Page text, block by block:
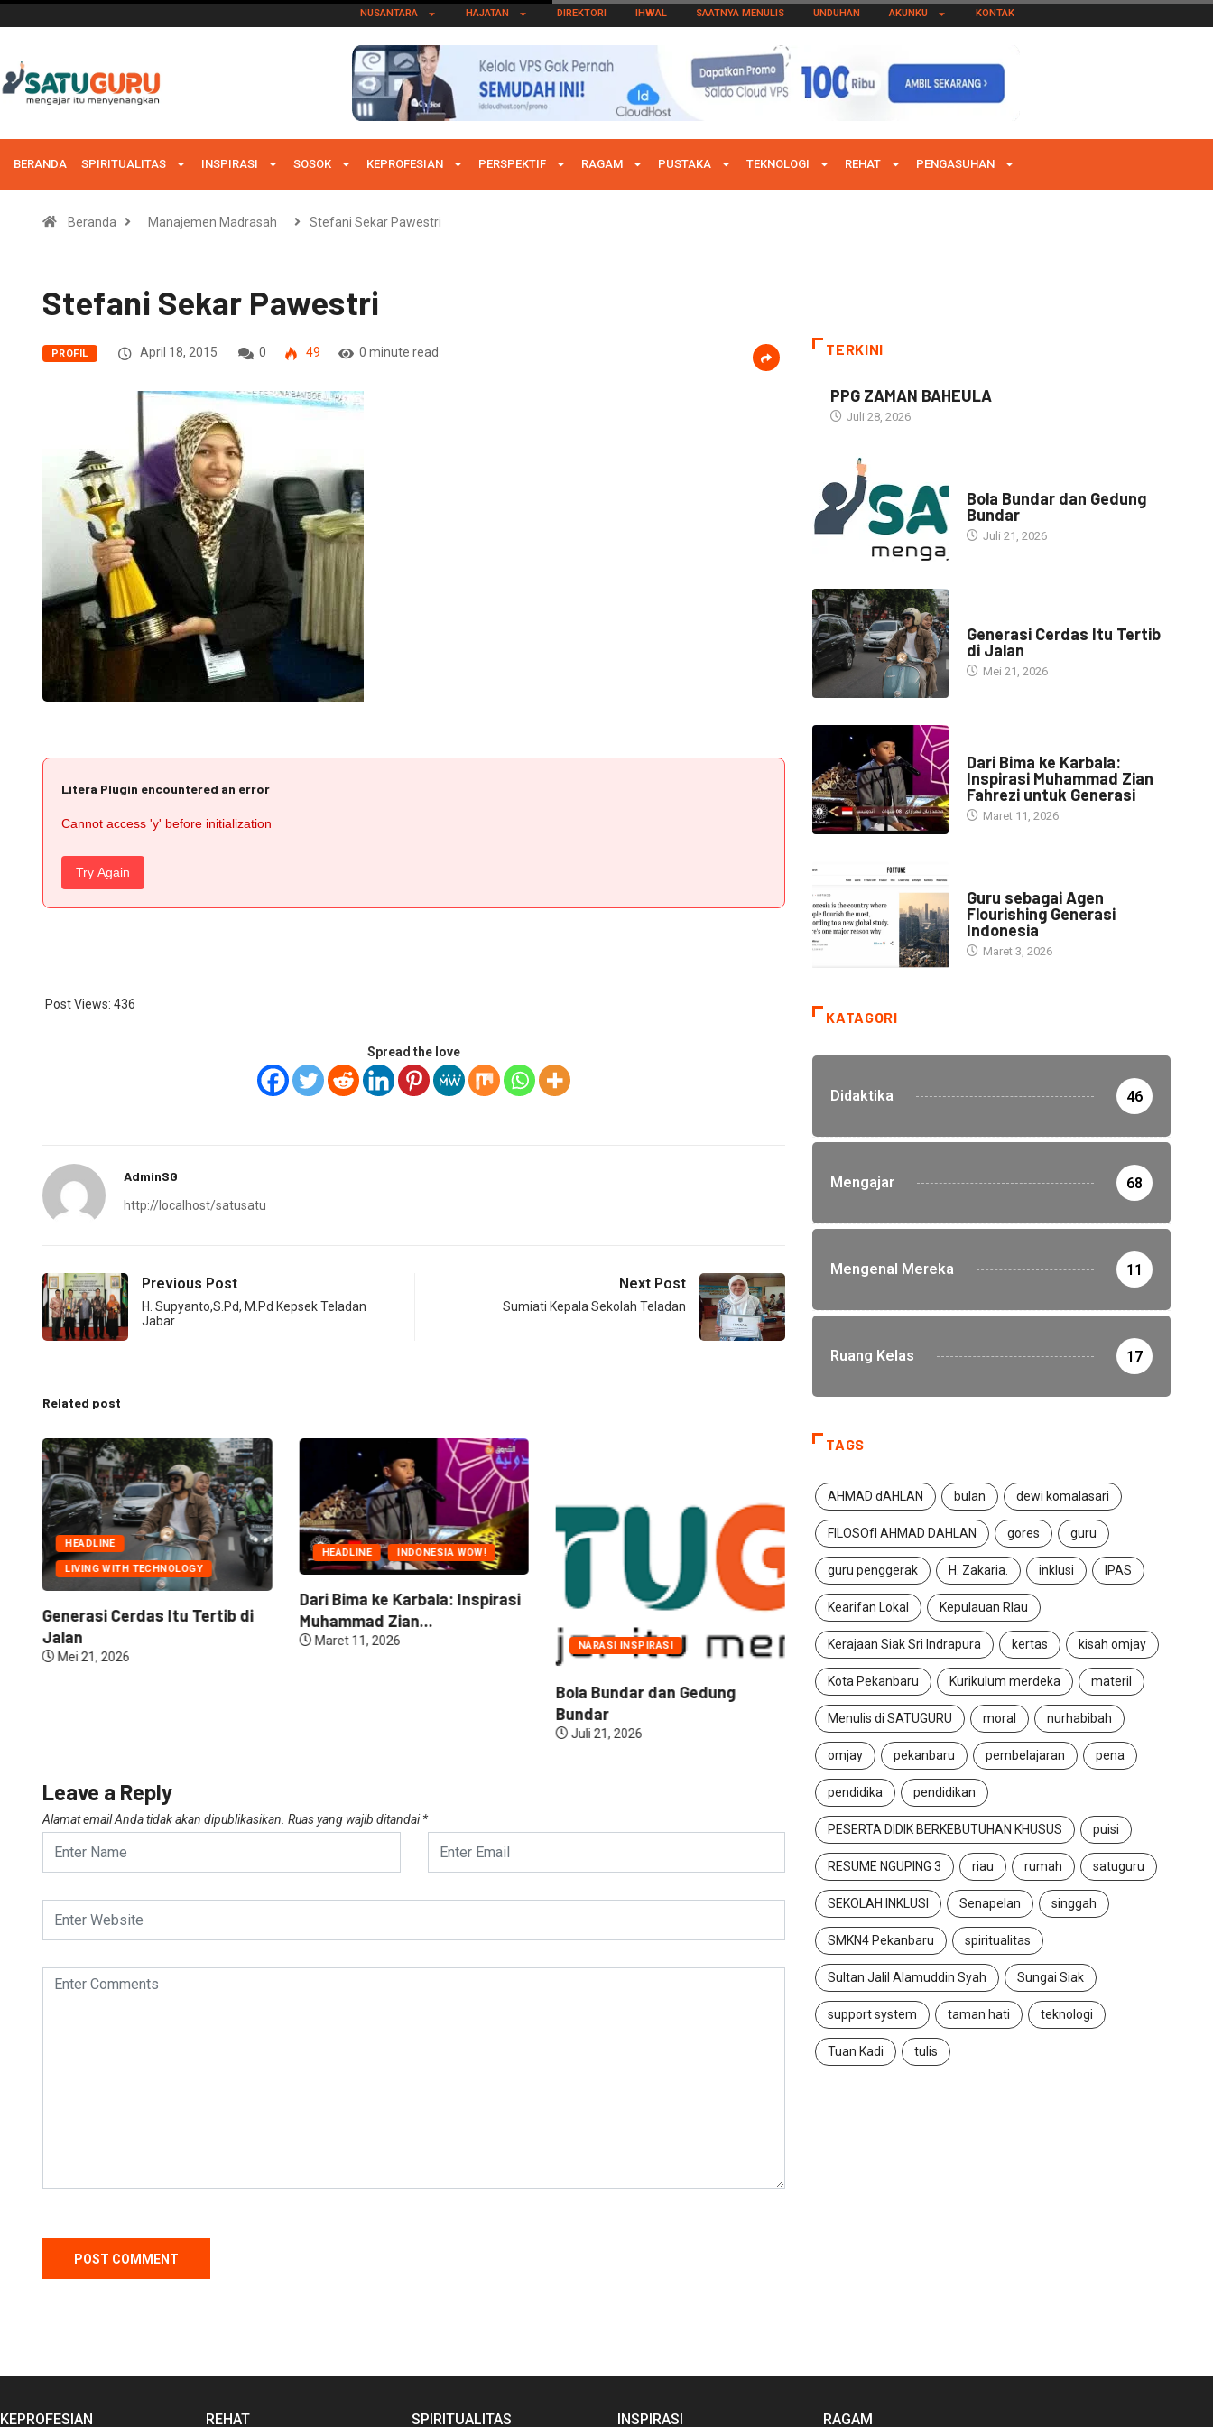
NUSANTARA HAJATAN DIREKTORI IHWAL SAATNYA MENULIS UNDUHAN AKUNKU KONTAK
BERANDA SPIRITUALITAS INSPIRASI SOSOK KEPROFESIAN PERSPEKTIF RAGAM PUSTAKA TEKNOLOGI REHAT PENGASUHAN
Beranda Manajemen Madrasah Stefani Sekar Pawestri
Stefani Sekar Pawestri
PROFIL April 18, 2015 0 49 0 minute read
Litera Plugin encountered an error
Cannot access 'y' before initialization
Try Again
Post Views: 436
Spread the love
AdminSG
http://localhost/satusatu
Previous Post
H. Supyanto,S.Pd, M.Pd Kepsek Teladan
Jabar
Next Post
Sumiati Kepala Sekolah Teladan
Related post
HEADLINE
LIVING WITH TECHNOLOGY
Generasi Cerdas Itu Tertib di
Jalan
Mei 21, 2026
HEADLINE INDONESIA WOW!
Dari Bima ke Karbala: Inspirasi
Muhammad Zian...
Maret 11, 2026 NARASI INSPIRASI
Bola Bundar dan Gedung
Bundar
Juli 21, 2026
LIVING WITH TECHNOLOGY
Generasi Cerdas Itu Tertib di
Jalan
Mei 21, 2026
Maret 11, 2026
Leave a Reply
Alamat email Anda tidak akan dipublikasikan. Ruas yang wajib ditandai*
TERKINI
PPG ZAMAN BAHEULA
Juli 28, 2026
Bola Bundar dan Gedung
Bundar
Juli 21, 2026
Generasi Cerdas Itu Tertib
di Jalan
Mei 21, 2026
Dari Bima ke Karbala:
Inspirasi Muhammad Zian
Fahrezi untuk Generasi
Maret 11, 2026
Guru sebagai Agen
Flourishing Generasi
Indonesia
Maret 3, 2026
KATAGORI
Didaktika 46
Mengajar 68
Mengenal Mereka 11
Ruang Kelas 17
TAGS
AHMAD dAHLAN bulan dewi komalasari
FILOSOfI AHMAD DAHLAN gores guru
guru penggerak H. Zakaria. inklusi IPAS
Kearifan Lokal Kepulauan RIau
Kerajaan Siak Sri Indrapura kertas kisah omjay
Kota Pekanbaru Kurikulum merdeka materil
Menulis di SATUGURU moral nurhabibah
omjay pekanbaru pembelajaran pena
pendidika pendidikan
PESERTA DIDIK BERKEBUTUHAN KHUSUS puisi
RESUME NGUPING 3 riau rumah satuguru
SEKOLAH INKLUSI Senapelan singgah
SMKN4 Pekanbaru spiritualitas
Sultan Jalil Alamuddin Syah Sungai Siak
support system taman hati teknologi
Tuan Kadi tulis
KEPROFESIAN REHAT SPIRITUALITAS INSPIRASI RAGAM